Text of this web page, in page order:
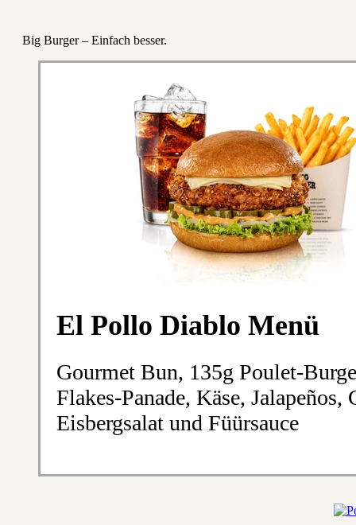
Big Burger – Einfach besser.
El Pollo Diablo Menü
Gourmet Bun, 135g Poulet-
Flakes-Panade, Käse,
Eisbergsalat und Füürsauce